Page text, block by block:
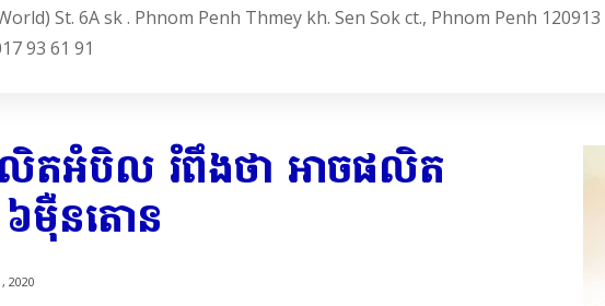
St. 6A sk . Phnom Penh Thmey kh. Sen Sok ct., Phnom Penh 120913
93 61 91
ផលិត​អំបិល រំពឹងថា អាច​ផលិត​
ម៉ឺន​តោន
2020